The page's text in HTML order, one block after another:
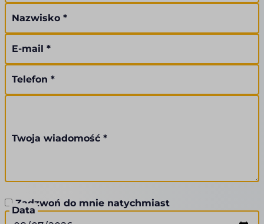
Nazwisko *
E-mail *
Telefon *
Twoja wiadomość *
Zadzwoń do mnie natychmiast
Data